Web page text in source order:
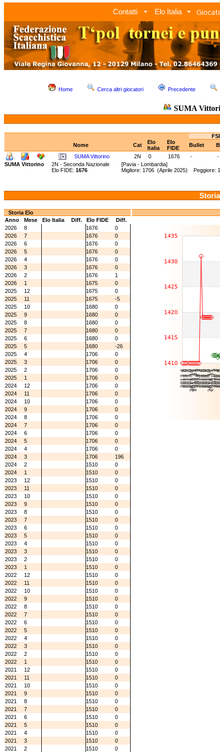
Contatti Elo Italia
Home Cerca altri giocatori Precedente
SUMA
Nome
Cat
Elo
Italia
Elo
FIDE
Bullet
SUMA Vittorino
2N 0 1676 -
-
SUMA Vittorino
2N - Seconda Nazionale [Pavia - Lombardia]
Elo FIDE: 1676 Migliore: 1706 (Aprile 2025) Peggiore:
Storia Elo
Anno
Mese Elo Italia Diff. Elo FIDE
Diff.
2026
8 1676
0
2026
7 1676
0
2026
6 1676
0
2026
5 1676
0
2026
4 1676
0
2026
3 1676
0
2026
2 1676
1
2026
1 1675
0
2025
12 1675
0
2025
11 1675
-5
2025
10 1680
0
2025
9 1680
0
2025
8 1680
0
2025
7 1680
0
2025
6 1680
0
2025
5 1680
-26
2025
4 1706
0
2025
3 1706
0
2025
2 1706
0
2025
1 1706
0
2024
12 1706
0
2024
11 1706
0
2024
10 1706
0
2024
9 1706
0
2024
8 1706
0
2024
7 1706
0
2024
6 1706
0
2024
5 1706
0
2024
4 1706
0
2024
3 1706
196
2024
2 1510
0
2024
1 1510
0
2023
12 1510
0
2023
11 1510
0
2023
10 1510
0
2023
9 1510
0
2023
8 1510
0
2023
7 1510
0
2023
6 1510
0
2023
5 1510
0
2023
4 1510
0
2023
3 1510
0
2023
2 1510
0
2023
1 1510
0
2022
12 1510
0
2022
11 1510
0
2022
10 1510
0
2022
9 1510
0
2022
8 1510
0
2022
7 1510
0
2022
6 1510
0
2022
5 1510
0
2022
4 1510
0
2022
3 1510
0
2022
2 1510
0
2022
1 1510
0
2021
12 1510
0
2021
11 1510
0
2021
10 1510
0
2021
9 1510
0
2021
8 1510
0
2021
7 1510
0
2021
6 1510
0
2021
5 1510
0
2021
4 1510
0
2021
3 1510
0
2021
2 1510
0